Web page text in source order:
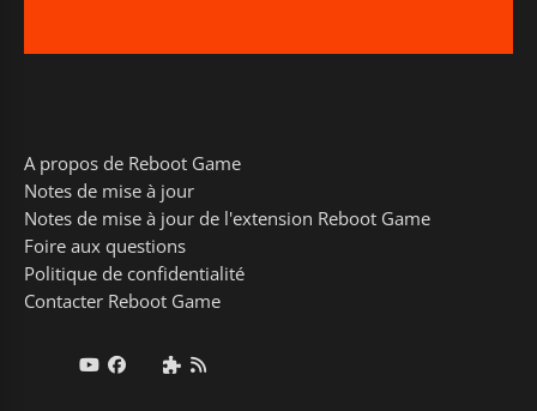
A propos de Reboot Game
Notes de mise à jour
Notes de mise à jour de l'extension Reboot Game
Foire aux questions
Politique de confidentialité
Contacter Reboot Game